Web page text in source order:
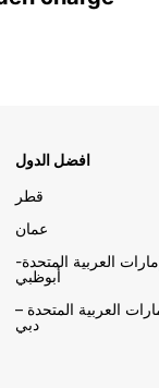
افضل الدول
قطر
عمان
العربية المتحدة-
أبوظبي
العربية المتحدة –
دبي